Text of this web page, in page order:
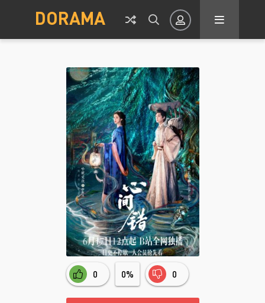
DORAMA
Авторизация
Запомнить
ВОЙТИ НА САЙТ
Регистрация Восстановить пароль
Или войти через
0 0% 0